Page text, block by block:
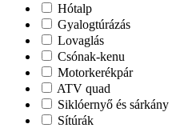
Hótalp
Gyalogtúrázás
Lovaglás
Csónak-kenu
Motorkerékpár
ATV quad
Siklóernyő és sárkány
Sítúrák